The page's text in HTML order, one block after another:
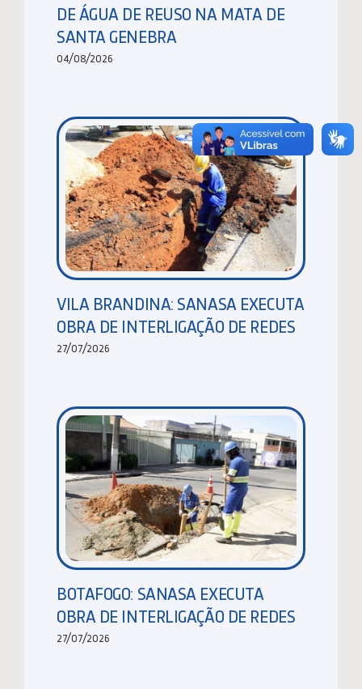
DE ÁGUA DE REUSO NA MATA DE
SANTA GENEBRA
04/08/2026
VILA BRANDINA: SANASA EXECUTA
OBRA DE INTERLIGAÇÃO DE REDES
27/07/2026
BOTAFOGO: SANASA EXECUTA
OBRA DE INTERLIGAÇÃO DE REDES
27/07/2026